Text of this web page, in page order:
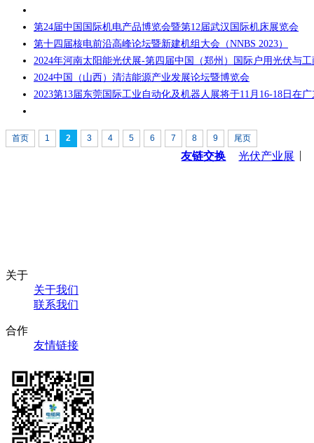
第24届中国国际机电产品博览会暨第12届武汉国际机床展览会
第十四届核电前沿高峰论坛暨新建机组大会（NNBS 2023）
2024中国（山西）清洁能源产业发展论坛暨博览会
首页 1 2 3 4 5 6 7 8 9 尾页
友链交换 光伏产业展
关于
关于我们
联系我们
合作
友情链接